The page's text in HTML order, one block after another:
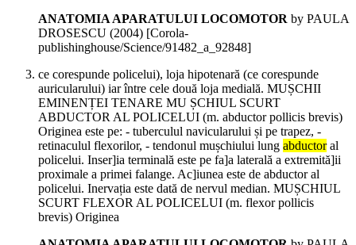
ANATOMIA APARATULUI LOCOMOTOR by PAULA
DROSESCU (2004) [Corola-
publishinghouse/Science/91482_a_92848]
ce corespunde policelui), loja hipotenară (ce corespunde
auricularului) iar între cele două loja medială. MUȘCHII
EMINENȚEI TENARE MU ȘCHIUL SCURT
ABDUCTOR AL POLICELUI (m. abductor pollicis brevis)
Originea este pe: - tuberculul navicularului și pe trapez, -
retinaculul flexorilor, - tendonul mușchiului lung abductoral
policelui. Inser]ia terminală este pe fa]a laterală a extremită]ii
proximale a primei falange. Ac]iunea este de abductor al
policelui. Inervația este dată de nervul median. MUȘCHIUL
SCURT FLEXOR AL POLICELUI (m. flexor pollicis
brevis) Originea